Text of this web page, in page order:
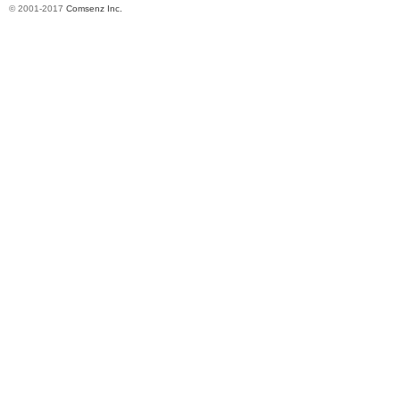
© 2001-2017 Comsenz Inc.